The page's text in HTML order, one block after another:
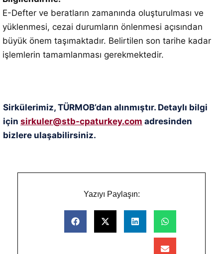
E-Defter ve beratların zamanında oluşturulması ve
yüklenmesi, cezai durumların önlenmesi açısından
büyük önem taşımaktadır. Belirtilen son tarihe kadar
işlemlerin tamamlanması gerekmektedir.
Sirkülerimiz, TÜRMOB’dan alınmıştır. Detaylı bilgi
için sirkuler@stb-cpaturkey.com adresinden
bizlere ulaşabilirsiniz.
Yazıyı Paylaşın: